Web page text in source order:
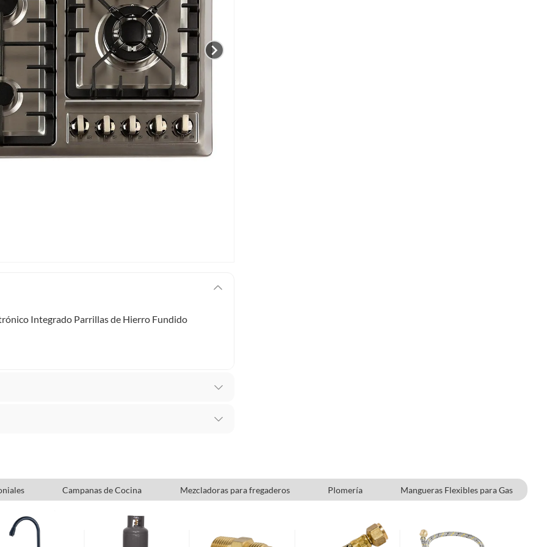
Integrado Parrillas de Hierro Fundido
de Satisfacción garantizada. Esto significa
de que necesitas otro tipo de producto para tus
de producto dentro de los primeros 30 días
Campanas de Cocina Mezcladoras para fregaderos Plomería
Mangueras Flexibles para Gas